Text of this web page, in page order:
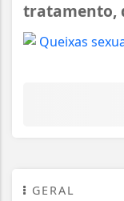
tratamento,
GERAL